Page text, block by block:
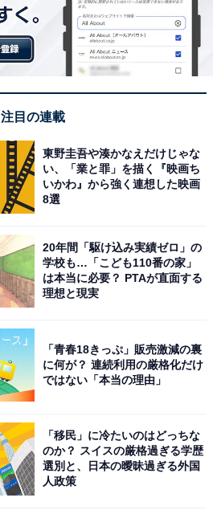
注目の連載
東野圭吾や湊かなえだけじゃな
い、「業と罪」を描く『映画ち
いかわ』から強く連想した映画
8選
20年間「駆け込み実績ゼロ」の
学校も…「こども110番の家」
は本当に必要？ PTAが直面する
理想と現実
「青春18きっぷ」販売激減の裏
に何が？ 連続利用の厳格化だけ
ではない「本当の理由」
「移民」に冷たいのはどっちな
のか？ スイスの厳格過ぎる学歴
選別と、日本の曖昧過ぎる外国
人政策